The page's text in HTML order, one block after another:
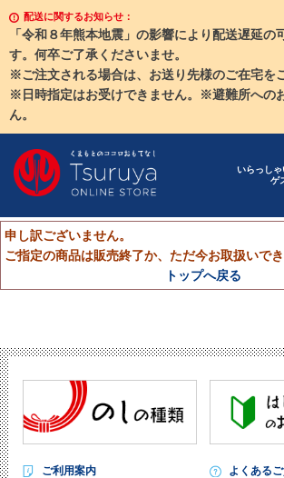
配送に関するお知らせ：
「令和８年熊本地震」の影響により配送遅延の
す。何卒ご了承くださいませ。
※ご注文される場合は、お送り先様のご在宅を
※日時指定はお受けできません。※避難所への
ん。
いらっしゃ
ゲ
申し訳ございません。
ご指定の商品は販売終了か、ただ今お取扱いでき
トップへ戻る
ご利用案内 よくある